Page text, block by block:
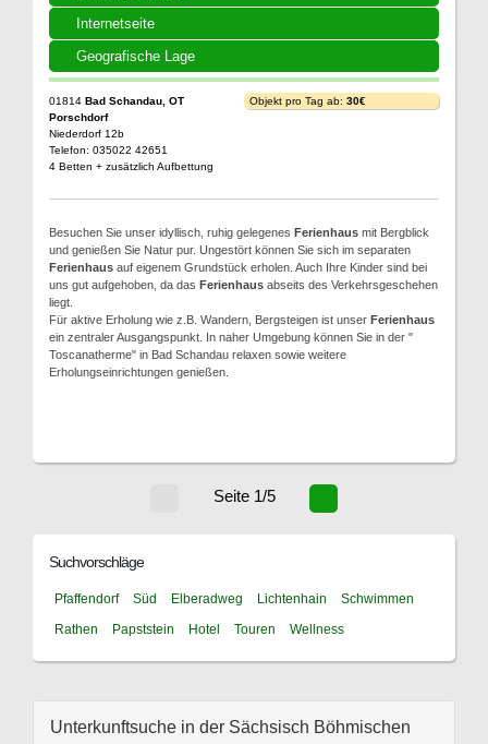
Internetseite
Geografische Lage
01814 Bad Schandau, OT
Porschdorf
Niederdorf 12b
Telefon: 035022 42651
4 Betten + zusätzlich Aufbettung
Objekt pro Tag ab: 30€
Besuchen Sie unser idyllisch, ruhig gelegenes Ferienhaus mit Bergblick
und genießen Sie Natur pur. Ungestört können Sie sich im separaten
Ferienhaus auf eigenem Grundstück erholen. Auch Ihre Kinder sind bei
uns gut aufgehoben, da das Ferienhaus abseits des Verkehrsgeschehen
liegt.
Für aktive Erholung wie z.B. Wandern, Bergsteigen ist unser Ferienhaus
ein zentraler Ausgangspunkt. In naher Umgebung können Sie in der "
Toscanatherme" in Bad Schandau relaxen sowie weitere
Erholungseinrichtungen genießen.
Seite 1/5
Suchvorschläge
Pfaffendorf Süd Elberadweg Lichtenhain
Schwimmen
Rathen
Papststein Hotel Touren Wellness
Unterkunftsuche in der Sächsisch Böhmischen